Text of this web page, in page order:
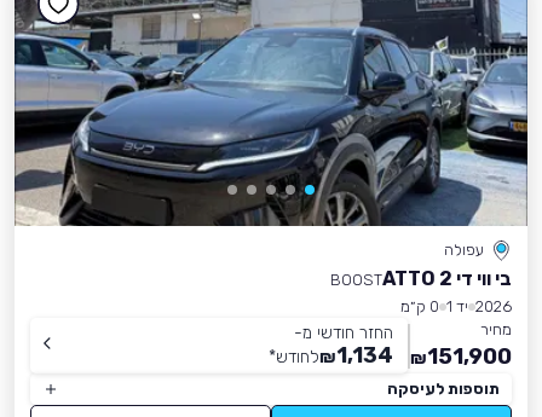
עפולה
בי ווי די ATTO 2
BOOST
2026 יד 1
0 ק״מ
מחיר
151,900
₪
החזר חודשי מ-
1,134
₪לחודש*
תוספות לעיסקה